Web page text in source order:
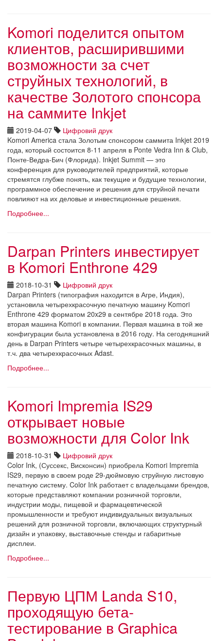
Komori поделится опытом
клиентов, расширившими
возможности за счет
струйных технологий, в
качестве Золотого спонсора
на саммите Inkjet
2019-04-07
Цифровий друк
Komori America стала Золотым спонсором саммита Inkjet 2019
года, который состоится 8-11 апреля в Ponte Vedra Inn & Club,
Понте-Ведра-Бич (Флорида). Inkjet Summit — это
конференция для руководителей предприятий, которые
стремятся глубже понять, как текущие и будущие технологии,
программное обеспечение и решения для струйной печати
повлияют на их деловые и инвестиционные решения.
Подробнее...
Darpan Printers инвестирует
в Komori Enthrone 429
2018-10-31
Цифровий друк
Darpan Printers (типография находится в Агре, Индия),
установила четырехкрасочную печатную машину Komori
Enthrone 429 форматом 20x29 в сентябре 2018 года. Это
вторая машина Komori в компании. Первая машина в той же
конфигурации была установлена в 2016 году. На сегодняшний
день в Darpan Printers четыре четырехкрасочных машины, в
т.ч. два четырехкрасочных Adast.
Подробнее...
Komori Impremia IS29
открывает новые
возможности для Color Ink
2018-10-31
Цифровий друк
Color Ink, (Суссекс, Висконсин) приобрела Komori Impremia
IS29, первую в своем роде 29-дюймовую струйную листовую
печатную систему. Color Ink работает с владельцами брендов,
которые представляют компании розничной торговли,
индустрии моды, пищевой и фармацевтической
промышленности и требуют индивидуальных визуальных
решений для розничной торговли, включающих структурный
дизайн и упаковку, выставочные стенды и габаритные
дисплеи.
Подробнее...
Первую ЦПМ Landa S10,
проходящую бета-
тестирование в Graphica